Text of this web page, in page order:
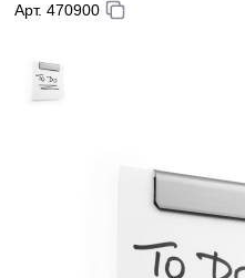
Арт. 470900